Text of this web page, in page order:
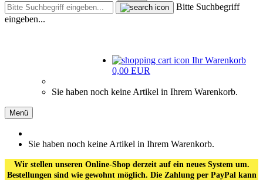
Bitte Suchbegriff
eingeben...
Ihr Warenkorb
0,00 EUR
Sie haben noch keine Artikel in Ihrem Warenkorb.
Menü
Sie haben noch keine Artikel in Ihrem Warenkorb.
Wir stellen unseren Online-Shop derzeit auf ein neues System um.
Bestellungen sind wie gewohnt möglich. Die Zahlung per PayPal kann